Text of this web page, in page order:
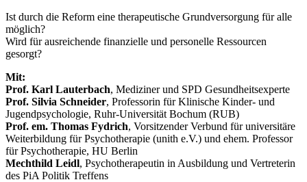
Ist durch die Reform eine therapeutische Grundversorgung für alle
möglich?
Wird für ausreichende finanzielle und personelle Ressourcen
gesorgt?
Mit:
Prof. Karl Lauterbach, Mediziner und SPD Gesundheitsexperte
Prof. Silvia Schneider, Professorin für Klinische Kinder- und
Jugendpsychologie, Ruhr-Universität Bochum (RUB)
Prof. em. Thomas Fydrich, Vorsitzender Verbund für universitäre
Weiterbildung für Psychotherapie (unith e.V.) und ehem. Professor
für Psychotherapie, HU Berlin
Mechthild Leidl, Psychotherapeutin in Ausbildung und Vertreterin
des PiA Politik Treffens